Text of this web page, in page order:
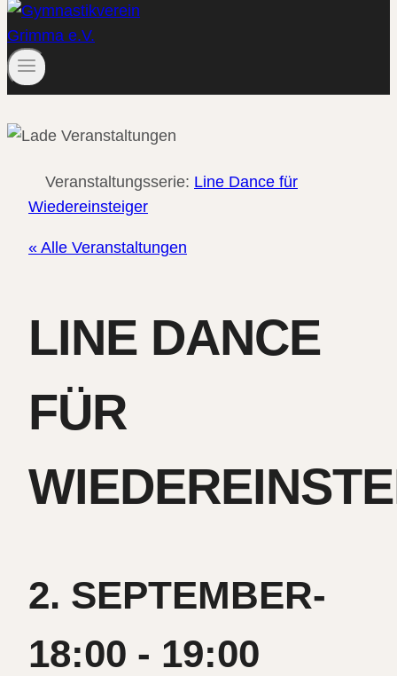
Veranstaltungsserie: Line Dance für
Wiedereinsteiger
« Alle Veranstaltungen
LINE DANCE
FÜR
2. SEPTEMBER-
18:00 - 19:00